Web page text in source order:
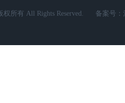
所有 All Rights Reserved. 备案号：